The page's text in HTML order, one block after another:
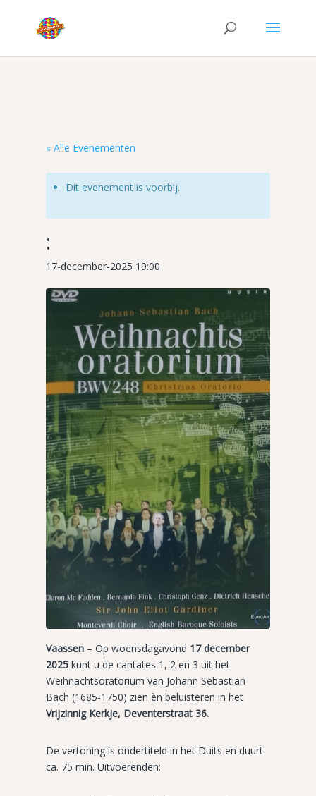
« Alle Evenementen
Dit evenement is voorbij.
:
17-december-2025 19:00
Vaassen– Op woensdagavond 17 december
2025kunt u de cantates 1, 2 en 3 uit het
Weihnachtsoratorium van Johann Sebastian
Bach (1685-1750) zien èn beluisteren in het
Vrijzinnig Kerkje, Deventerstraat 36.
De vertoning is ondertiteld in het Duits en duurt
ca. 75 min. Uitvoerenden: